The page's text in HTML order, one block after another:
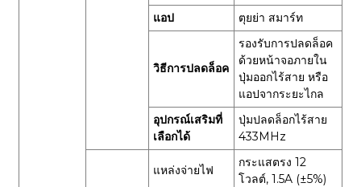
แอป ตุยย่า สมาร์ท
วิธีการปลดล็อค
รองรับการปลดล็อค
ด้วยหน้าจอภายใน
ปุ่มออกไร้สาย หรือ
แอปจากระยะไกล
อุปกรณ์เสริมที่
เลือกได้
ปุ่มปลดล็อกไร้สาย
433MHz
แหล่งจ่ายไฟ
กระแสตรง 12
โวลต์, 1.5A (±5%)